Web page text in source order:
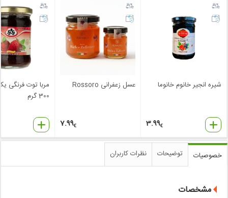
شیره انجیر خانوم خانوما
3.99€
عسل زعفرانی Rossoro
7.99€
مربا توت فرنگی
300 گرم
خصوصیات توضیحات نظرات کاربران
مشخصات